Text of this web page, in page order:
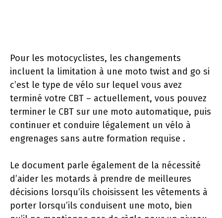
Pour les motocyclistes, les changements
incluent la limitation à une moto twist and go si
c’est le type de vélo sur lequel vous avez
terminé votre CBT – actuellement, vous pouvez
terminer le CBT sur une moto automatique, puis
continuer et conduire légalement un vélo à
engrenages sans autre formation requise .
Le document parle également de la nécessité
d’aider les motards à prendre de meilleures
décisions lorsqu’ils choisissent les vêtements à
porter lorsqu’ils conduisent une moto, bien